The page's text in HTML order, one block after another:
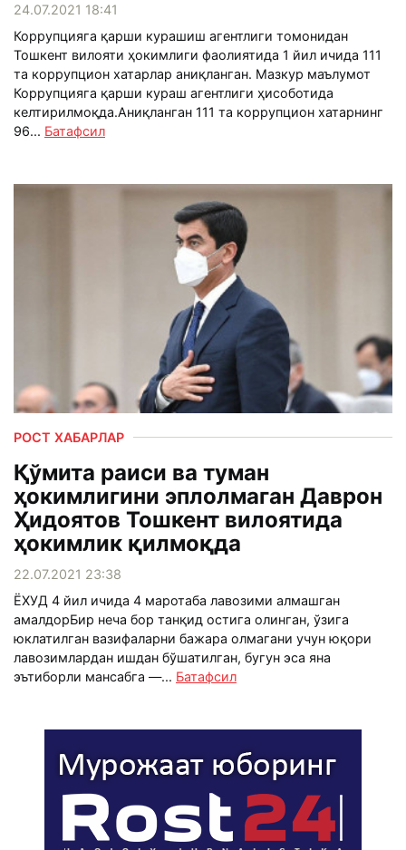
24.07.2021 18:41
Коррупцияга қарши курашиш агентлиги томонидан
Тошкент вилояти ҳокимлиги фаолиятида 1 йил ичида 111
та коррупцион хатарлар аниқланган. Мазкур маълумот
Коррупцияга қарши кураш агентлиги ҳисоботида
келтирилмоқда.Аниқланган 111 та коррупцион хатарнинг
96... Батафсил
РОСТ ХАБАРЛАР
Қўмита раиси ва туман
ҳокимлигини эплолмаган Даврон
Ҳидоятов Тошкент вилоятида
ҳокимлик қилмоқда
22.07.2021 23:38
ЁХУД 4 йил ичида 4 маротаба лавозими алмашган
амалдорБир неча бор танқид остига олинган, ўзига
юклатилган вазифаларни бажара олмагани учун юқори
лавозимлардан ишдан бўшатилган, бугун эса яна
эътиборли мансабга —... Батафсил